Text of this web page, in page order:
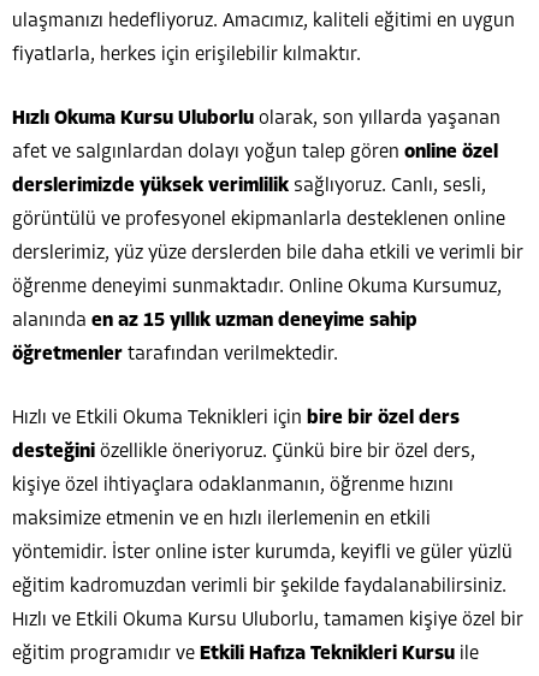
ulaşmanızı hedefliyoruz. Amacımız, kaliteli eğitimi en uygun
fiyatlarla, herkes için erişilebilir kılmaktır.
Hızlı Okuma Kursu Uluborlu olarak, son yıllarda yaşanan
afet ve salgınlardan dolayı yoğun talep gören online özel
derslerimizde yüksek verimlilik sağlıyoruz. Canlı, sesli,
görüntülü ve profesyonel ekipmanlarla desteklenen online
derslerimiz, yüz yüze derslerden bile daha etkili ve verimli bir
öğrenme deneyimi sunmaktadır. Online Okuma Kursumuz,
alanında en az 15 yıllık uzman deneyime sahip
öğretmenler tarafından verilmektedir.
Hızlı ve Etkili Okuma Teknikleri için bire bir özel ders
desteğini özellikle öneriyoruz. Çünkü bire bir özel ders,
kişiye özel ihtiyaçlara odaklanmanın, öğrenme hızını
maksimize etmenin ve en hızlı ilerlemenin en etkili
yöntemidir. İster online ister kurumda, keyifli ve güler yüzlü
eğitim kadromuzdan verimli bir şekilde faydalanabilirsiniz.
Hızlı ve Etkili Okuma Kursu Uluborlu, tamamen kişiye özel bir
eğitim programıdır ve Etkili Hafıza Teknikleri Kursu ile